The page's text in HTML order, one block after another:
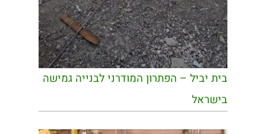
בית יביל – הפתרון המודרני לבנייה גמישה
בישראל